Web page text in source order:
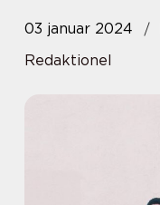
03 januar 2024
Redaktionel